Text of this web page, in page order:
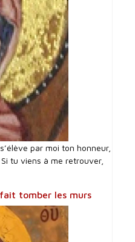
par moi ton honneur,
tu viens à me retrouver,
tomber les murs